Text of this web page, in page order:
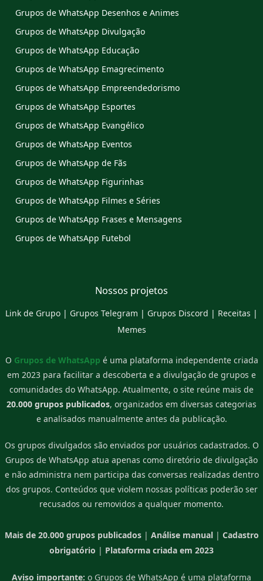
Grupos de WhatsApp Desenhos e Animes
Grupos de WhatsApp Divulgação
Grupos de WhatsApp Educação
Grupos de WhatsApp Emagrecimento
Grupos de WhatsApp Empreendedorismo
Grupos de WhatsApp Esportes
Grupos de WhatsApp Evangélico
Grupos de WhatsApp Eventos
Grupos de WhatsApp de Fãs
Grupos de WhatsApp Figurinhas
Grupos de WhatsApp Filmes e Séries
Grupos de WhatsApp Frases e Mensagens
Grupos de WhatsApp Futebol
Nossos projetos
Link de Grupo | Grupos Telegram | Grupos Discord | Receitas |
Memes
O Grupos de WhatsApp é uma plataforma independente criada
em 2023 para facilitar a descoberta e a divulgação de grupos e
comunidades do WhatsApp. Atualmente, o site reúne mais de
20.000 grupos publicados, organizados em diversas categorias
e analisados manualmente antes da publicação.
Os grupos divulgados são enviados por usuários cadastrados. O
Grupos de WhatsApp atua apenas como diretório de divulgação
e não administra nem participa das conversas realizadas dentro
dos grupos. Conteúdos que violem nossas políticas poderão ser
recusados ou removidos a qualquer momento.
Mais de 20.000 grupos publicados| Análise manual| Cadastro
obrigatório | Plataforma criada em 2023
Aviso importante: o Grupos de WhatsApp é uma plataforma